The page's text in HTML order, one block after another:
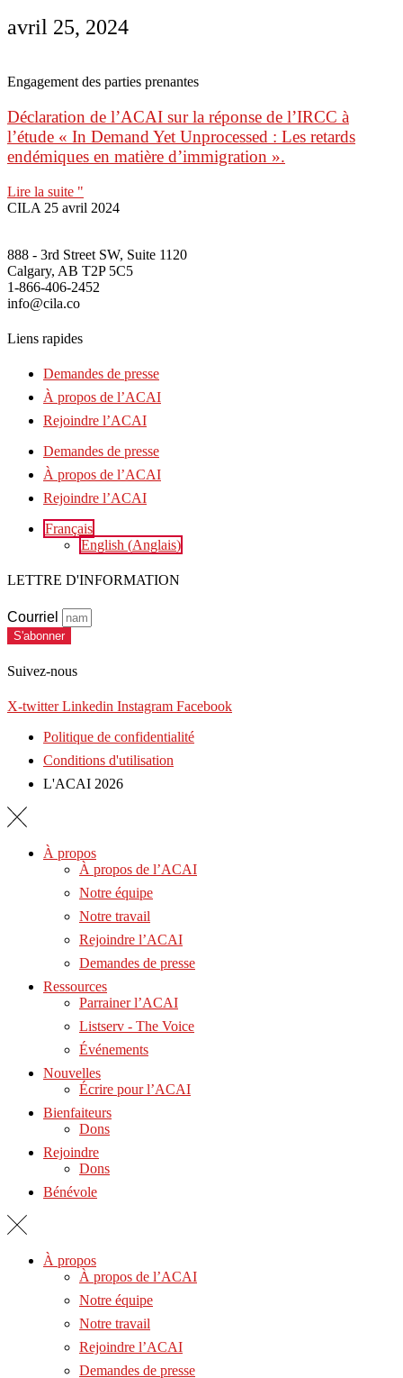
avril 25, 2024
Engagement des parties prenantes
Déclaration de l’ACAI sur la réponse de l’IRCC à
l’étude « In Demand Yet Unprocessed : Les retards
endémiques en matière d’immigration ».
Lire la suite "
CILA 25 avril 2024
888 - 3rd Street SW, Suite 1120
Calgary, AB T2P 5C5
1-866-406-2452
info@cila.co
Liens rapides
Demandes de presse
À propos de l’ACAI
Rejoindre l’ACAI
Demandes de presse
À propos de l’ACAI
Rejoindre l’ACAI
Français
English (Anglais)
LETTRE D'INFORMATION
Courriel
S'abonner
Suivez-nous
X-twitter Linkedin Instagram Facebook
Politique de confidentialité
Conditions d'utilisation
L'ACAI 2026
À propos
À propos de l’ACAI
Notre équipe
Notre travail
Rejoindre l’ACAI
Demandes de presse
Ressources
Parrainer l’ACAI
Listserv - The Voice
Événements
Nouvelles
Écrire pour l’ACAI
Bienfaiteurs
Dons
Rejoindre
Dons
Bénévole
À propos
À propos de l’ACAI
Notre équipe
Notre travail
Rejoindre l’ACAI
Demandes de presse